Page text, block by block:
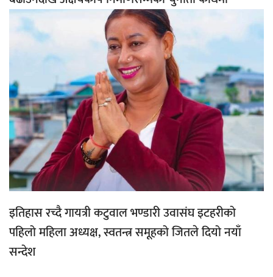
इतिहास रच्दै गायत्री कटुवाल भण्डारी उवासंघ इटहरीको
पहिलो महिला अध्यक्ष, स्वतन्त्र समूहको जितले दियो नयाँ
सन्देश